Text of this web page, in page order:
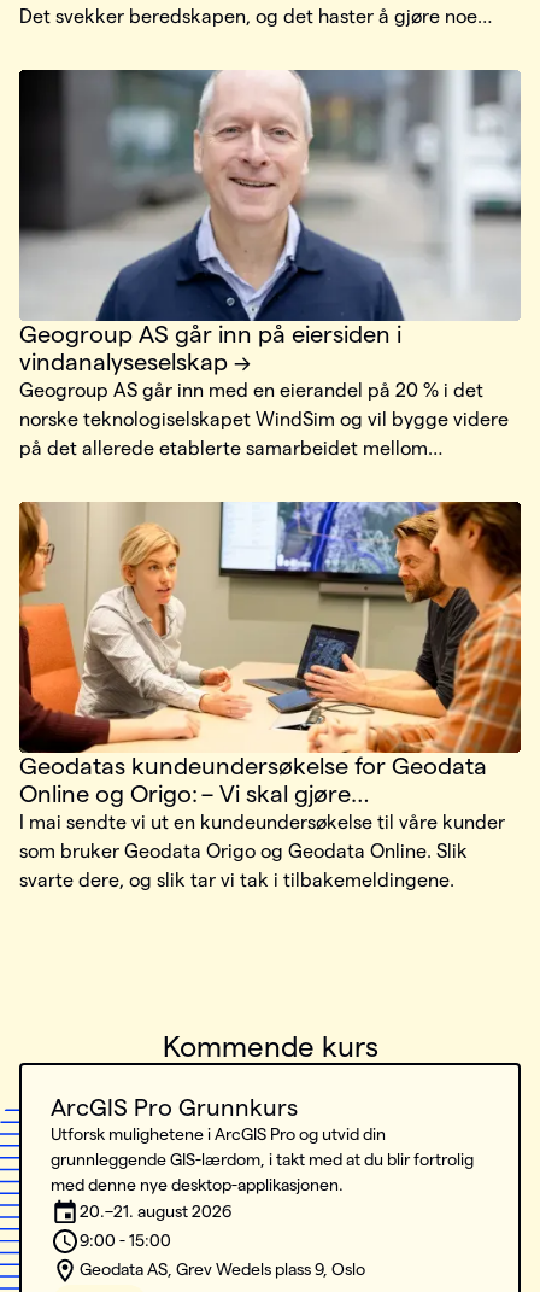
Det svekker beredskapen, og det haster å gjøre noe
totalforsvaret?
Geogroup AS går inn på eiersiden i
vindanalyseselskap
Geogroup AS går inn med en eierandel på 20 % i det
norske teknologiselskapet WindSim og vil bygge videre
på det allerede etablerte samarbeidet mellom
Geodatas kundeundersøkelse for Geodata
Online og Origo: – Vi skal gjøre
kundeopplevelsen enda bedre
I mai sendte vi ut en kundeundersøkelse til våre kunder
som bruker Geodata Origo og Geodata Online. Slik
svarte dere, og slik tar vi tak i tilbakemeldingene.
Kommende kurs
ArcGIS Pro Grunnkurs
Utforsk mulighetene i ArcGIS Pro og utvid din
grunnleggende GIS-lærdom, i takt med at du blir fortrolig
med denne nye desktop-applikasjonen.
20.–21. august 2026
9:00 - 15:00
Geodata AS, Grev Wedels plass 9, Oslo